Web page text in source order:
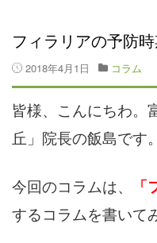
フィラリアの予防時
2018年4月1日 コラム
皆様、こんにちわ。
丘」院長の飯島です。
今回のコラムは、
するコラムを書いて